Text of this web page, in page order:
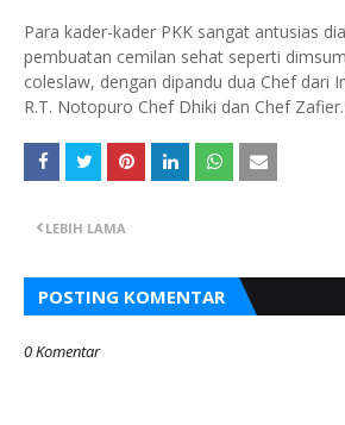
Para kader-kader PKK sangat antusias
pembuatan cemilan sehat seperti
coleslaw, dengan dipandu dua Chef dari
R.T. Notopuro Chef Dhiki dan Chef
LEBIH LAMA
POSTING KOMENTAR
0 Komentar